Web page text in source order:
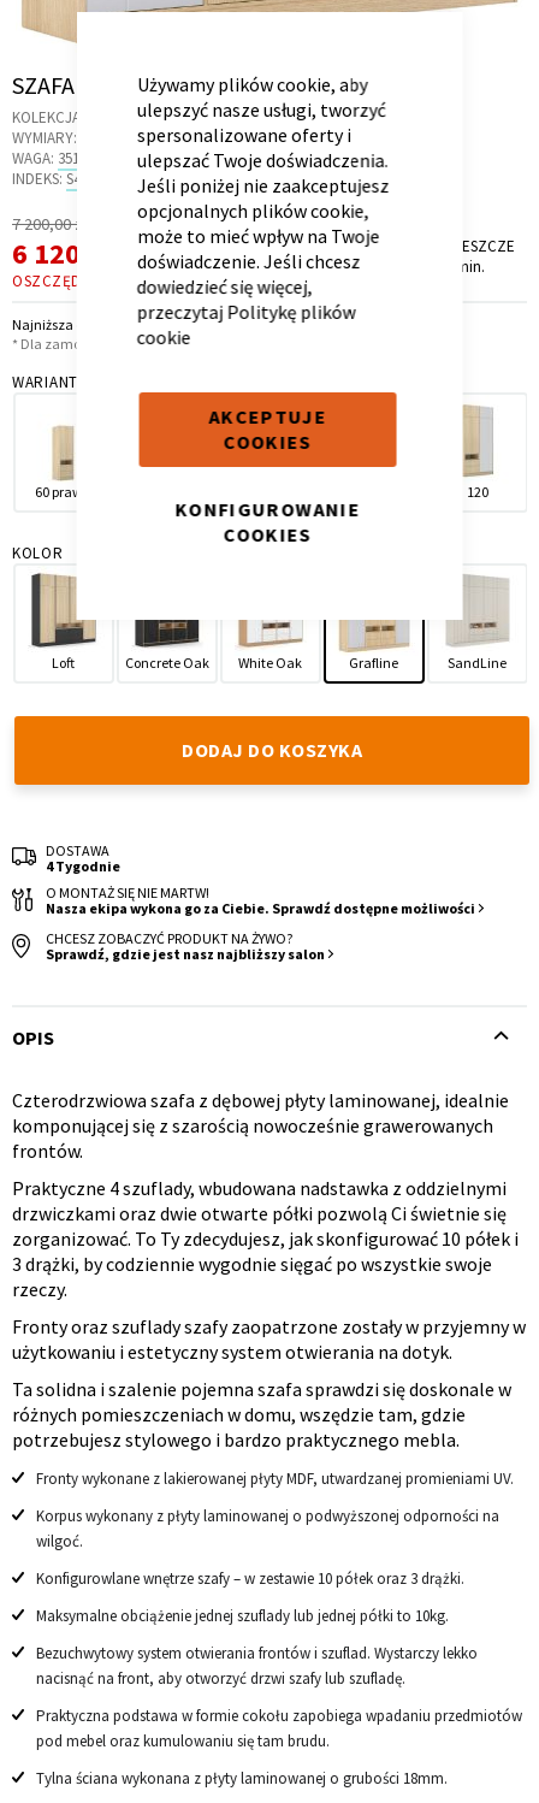
Używamy plików cookie, aby
ulepszyć nasze usługi, tworzyć
spersonalizowane oferty i
ulepszać Twoje doświadczenia.
Jeśli poniżej nie zaakceptujesz
opcjonalnych plików cookie,
może to mieć wpływ na Twoje
doświadczenie. Jeśli chcesz
dowiedzieć się więcej,
przeczytaj Politykę plików
cookie
AKCEPTUJE
COOKIES
KONFIGUROWANIE
COOKIES
Skip
the
beginning
of
images
gallery
SZAFA 240-4-60/240 MODE GRAFLINE
KOLEKCJA:
GRAFLINE
WYMIARY:
240 X 58 X 240 CM
WAGA: 351.9 KG
INDEKS: S4.43
Regularna
Cena
7 200,00 zł
Cena
promocyjna
6 120,00 zł*
OSZCZĘDZASZ 1 080,00 ZŁ
PROMOCJA TRWA JESZCZE
7 dni, 16 godz. i 25 min.
Najniższa cena z 30 dni przed obniżką: 6 120,00 zł
* Dla zamówień powyżej 6 999,00 zł
WARIANT
60 prawa 120
KOLOR
Loft Concrete Oak White Oak Grafline SandLine
DODAJ DO KOSZYKA
DOSTAWA
4 Tygodnie
O MONTAŻ SIĘ NIE MARTW!
Nasza ekipa wykona go za Ciebie. Sprawdź dostępne możliwości
CHCESZ ZOBACZYĆ PRODUKT NA ŻYWO?
Sprawdź, gdzie jest nasz najbliższy salon
OPIS
Opis
produktu
Czterodrzwiowa szafa z dębowej płyty laminowanej, idealnie
komponującej się z szarością nowocześnie grawerowanych
frontów.
Praktyczne 4 szuflady, wbudowana nadstawka z oddzielnymi
drzwiczkami oraz dwie otwarte półki pozwolą Ci świetnie się
zorganizować. To Ty zdecydujesz, jak skonfigurować 10 półek i
3 drążki, by codziennie wygodnie sięgać po wszystkie swoje
rzeczy.
Fronty oraz szuflady szafy zaopatrzone zostały w przyjemny w
użytkowaniu i estetyczny system otwierania na dotyk.
Ta solidna i szalenie pojemna szafa sprawdzi się doskonale w
różnych pomieszczeniach w domu, wszędzie tam, gdzie
potrzebujesz stylowego i bardzo praktycznego mebla.
Fronty wykonane z lakierowanej płyty MDF, utwardzanej promieniami UV.
Korpus wykonany z płyty laminowanej o podwyższonej odporności na
wilgoć.
Konfigurowlane wnętrze szafy – w zestawie 10 półek oraz 3 drążki.
Maksymalne obciążenie jednej szuflady lub jednej półki to 10kg.
Bezuchwytowy system otwierania frontów i szuflad. Wystarczy lekko
nacisnąć na front, aby otworzyć drzwi szafy lub szufladę.
Praktyczna podstawa w formie cokołu zapobiega wpadaniu przedmiotów
pod mebel oraz kumulowaniu się tam brudu.
Tylna ściana wykonana z płyty laminowanej o grubości 18mm.
Kontenerek Półka i szafka wisząca
Skrzynia i stolik
Krzesło i fotel Wszystkie meble